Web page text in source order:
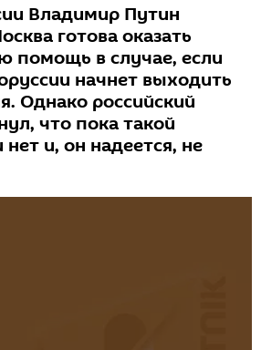
Владимир Путин
готова оказать
помощь в случае, если
начнет выходить
Однако российский
что пока такой
и, он надеется, не